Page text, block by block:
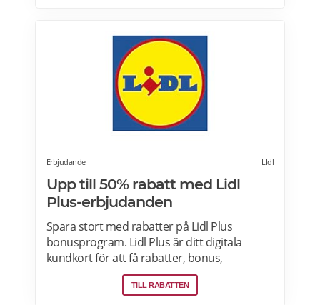
professionella kockar. Våra favoriträtter är
Vikingagryta, Pasta med kyckling och Tarte
flambée med crème fraiche, bacon och lök.
Läs mer om rabatter på din första matlåda
hos Betterfeast här.
Erbjudande LIdl
Upp till 50% rabatt med Lidl
Plus-erbjudanden
Spara stort med rabatter på Lidl Plus
bonusprogram. Lidl Plus är ditt digitala
kundkort för att få rabatter, bonus,
skräddarsydda erbjudanden och mycket
mer varje vecka. Skanna ditt kort varje gång
TILL RABATTEN